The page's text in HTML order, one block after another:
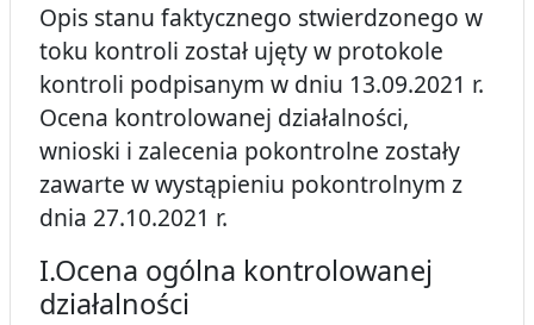
Opis stanu faktycznego stwierdzonego w
toku kontroli został ujęty w protokole
kontroli podpisanym w dniu 13.09.2021 r.
Ocena kontrolowanej działalności,
wnioski i zalecenia pokontrolne zostały
zawarte w wystąpieniu pokontrolnym z
dnia 27.10.2021 r.
I.Ocena ogólna kontrolowanej
działalności